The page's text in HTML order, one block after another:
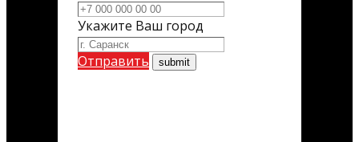
Укажите Ваш город
Отправить